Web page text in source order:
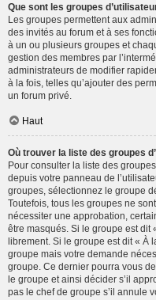
Que sont les groupes
Les groupes permettent aux
des invités au forum et à ses
à un ou plusieurs groupes et
gestion des membres par
administrateurs de modifier
à la fois, telles qu’ajouter des
un forum privé.
Haut
Où trouver la liste des groupes
Pour consulter la liste des
depuis votre panneau de
groupes, sélectionnez le groupe
Toutefois, tous les groupes ne
nécessiter une approbation,
être masqués. Si le groupe est dit
librement. Si le groupe est dit « À
groupe mais votre demande
groupe. Ce dernier pourra vous
le groupe et ainsi décider s’il
pas le chef de groupe s’il annule